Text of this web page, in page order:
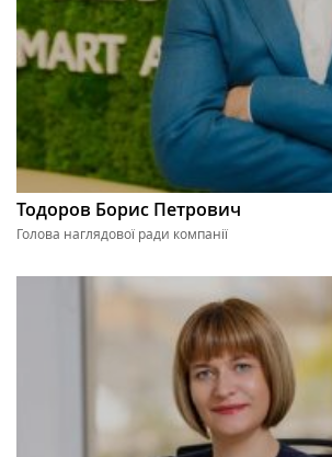
Тодоров Борис Петрович
Голова наглядової ради компанії